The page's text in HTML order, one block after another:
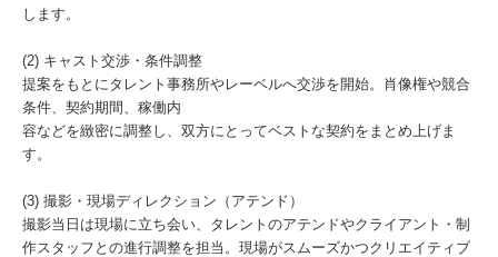
します。
(2) キャスト交渉・条件調整
提案をもとにタレント事務所やレーベルへ交渉を開始。肖像権や競合
条件、契約期間、稼働内
容などを緻密に調整し、双方にとってベストな契約をまとめ上げま
す。
(3) 撮影・現場ディレクション（アテンド）
撮影当日は現場に立ち会い、タレントのアテンドやクライアント・制
作スタッフとの進行調整を担当。現場がスムーズかつクリエイティブ